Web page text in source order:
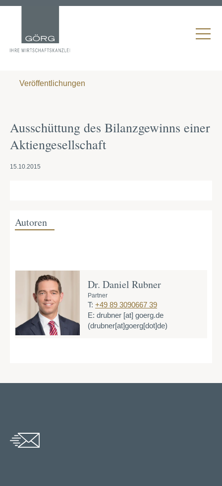
Veröffentlichungen
Ausschüttung des Bilanzgewinns einer
Aktiengesellschaft
15.10.2015
Autoren
Dr. Daniel Rubner
Partner
T: +49 89 3090667 39
E: drubner [at] goerg.de
(drubner[at]goerg[dot]de)